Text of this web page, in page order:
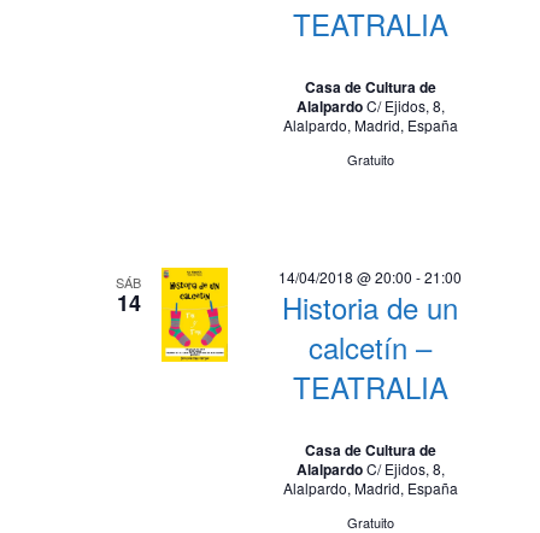
c
i
ó
v
i
s
t
a
s
ó
d
e
a
s
e
e
TEATRALIA
Casa de Cultura de
AlalpardoC/ Ejidos, 8,
Alalpardo, Madrid, España
Gratuito
SÁB
14
Historia de un
calcetín –
TEATRALIA
14/04/2018 @ 20:00 -21:00
Casa de Cultura de
AlalpardoC/ Ejidos, 8,
Alalpardo, Madrid, España
Gratuito